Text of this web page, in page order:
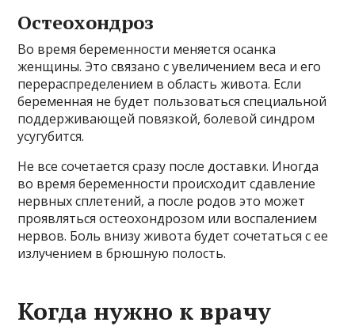
Остеохондроз
Во время беременности меняется осанка
женщины. Это связано с увеличением веса и его
перераспределением в область живота. Если
беременная не будет пользоваться специальной
поддерживающей повязкой, болевой синдром
усугубится.
Не все сочетается сразу после доставки. Иногда
во время беременности происходит сдавление
нервных сплетений, а после родов это может
проявляться остеохондрозом или воспалением
нервов. Боль внизу живота будет сочетаться с ее
излучением в брюшную полость.
Когда нужно к врачу